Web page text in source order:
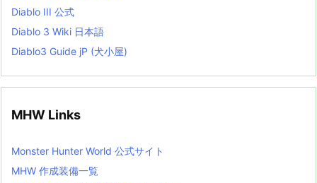
Diablo III 公式
Diablo 3 Wiki 日本語
Diablo3 Guide jP (犬小屋)
MHW Links
Monster Hunter World 公式サイト
MHW 作成装備一覧